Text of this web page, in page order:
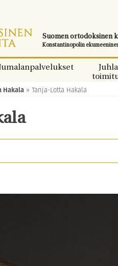
Suomen ortodoksinen
Konstantinopolin
Hakala » Tanja-Lotta Hakala